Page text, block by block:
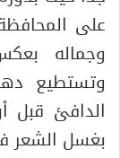
على
وجماله
وتستطيع
الدافئ قبل
بغسل الشعر